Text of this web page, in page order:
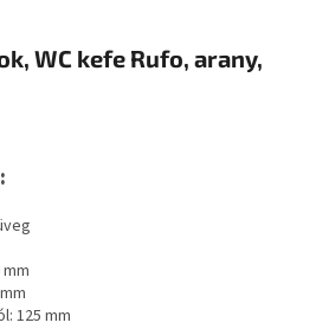
WC kefe Rufo, arany,
125 mm